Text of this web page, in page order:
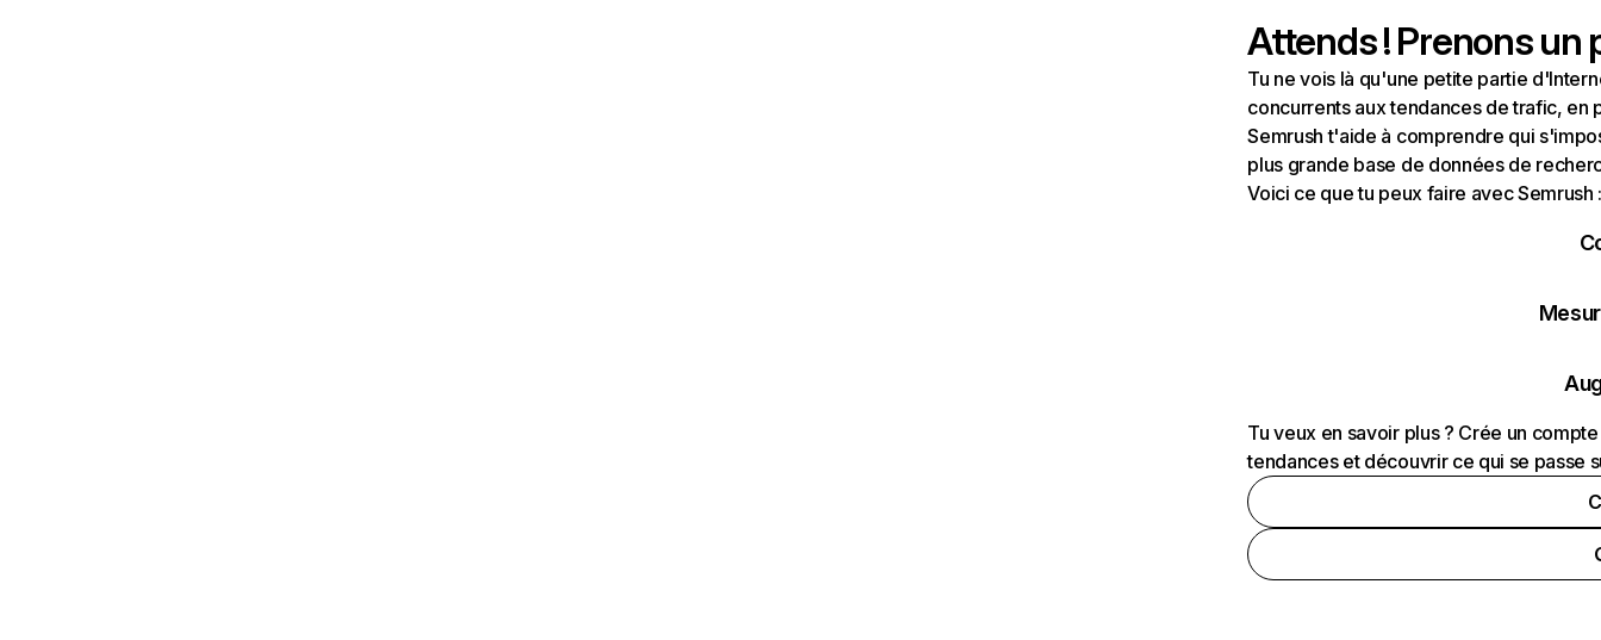
Attends ! Prenons un
Tu ne vois là qu'une petite partie
concurrents aux tendances de trafic, en
Semrush t'aide à comprendre qui
plus grande base de données de
Voici ce que tu peux faire avec Semrush
Tu veux en savoir plus ? Crée un
tendances et découvrir ce qui se passe